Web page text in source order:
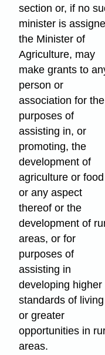
section or, if no
minister is
the Minister of
Agriculture, may
make grants to
person or
association for the
purposes of
assisting in, or
promoting, the
development of
agriculture or food
or any aspect
thereof or the
development of
areas, or for
purposes of
assisting in
developing higher
standards of living
or greater
opportunities in
areas.